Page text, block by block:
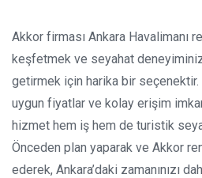
Akkor firması Ankara Havalimanı
keşfetmek ve seyahat
getirmek için harika bir
uygun fiyatlar ve kolay erişim
hizmet hem iş hem de turistik
Önceden plan yaparak ve Akkor
ederek, Ankara’daki zamanınızı